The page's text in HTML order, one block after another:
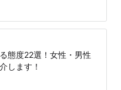
態度22選！女性・男性
します！